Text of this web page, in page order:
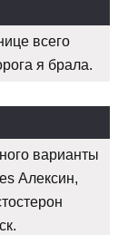
всего
я брала.
варианты
Алексин,